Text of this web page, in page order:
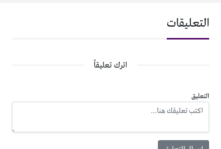
التعليقات
اترك تعليقاً
التعليق